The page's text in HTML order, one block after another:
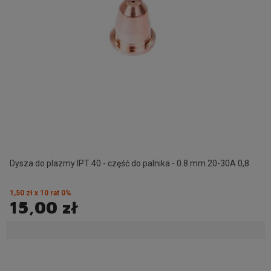
Dysza do plazmy IPT 40 - część do palnika - 0.8 mm 20-30A 0,8
15,00 zł
1,50 zł x 10 rat 0%